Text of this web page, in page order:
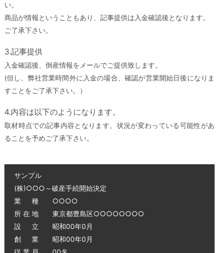
い。
商品が情報ということもあり、記事提供は入金確認後となります。
ご了承下さい。
3.記事提供
入金確認後、倒産情報をメールでご提供致します。
(但し、弊社営業時間外に入金の場合、確認が営業開始日後になりま
すことをご了承下さい。）
4.内容は以下のようになります。
取材時点での記事内容となります。状況が変わっている可能性があ
ることを予めご了承下さい。
サンプル
(株)○○○～破産手続開始決定
業 種 ○○○○
所 在 地 東京都豊島区○○○○○○○○
設 立 昭和00年0月
創 業 昭和00年0月